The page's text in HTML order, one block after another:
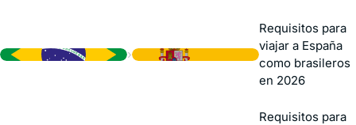
›
Requisitos para
viajar a España
como brasileros
en 2026
Requisitos para